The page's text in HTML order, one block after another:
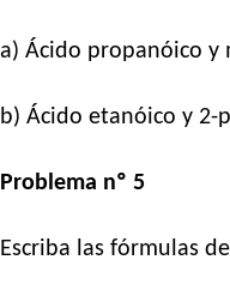
a) Ácido propanóico y
b) Ácido etanóico y 2-
Problema nº 5
Escriba las fórmulas